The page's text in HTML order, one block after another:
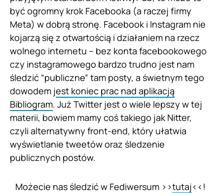
być ogromny krok Facebooka (a raczej firmy
Meta) w dobrą stronę. Facebook i Instagram nie
kojarzą się z otwartością i działaniem na rzecz
wolnego internetu – bez konta facebookowego
czy instagramowego bardzo trudno jest nam
śledzić “publiczne” tam posty, a świetnym tego
dowodem jest koniec prac nad aplikacją
Bibliogram. Już Twitter jest o wiele lepszy w tej
materii, bowiem mamy coś takiego jak Nitter,
czyli alternatywny front-end, który ułatwia
wyświetlanie tweetów oraz śledzenie
publicznych postów.
Możecie nas śledzić w Fediwersum >>tutaj<<!